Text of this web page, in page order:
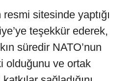
sitesinde yaptığı
teşekkür ederek,
süredir NATO’nun
olduğunu ve ortak